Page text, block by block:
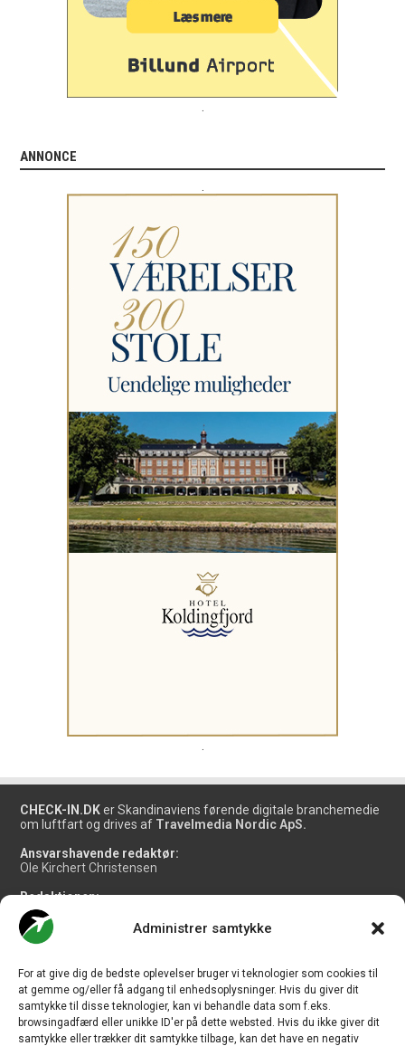
Administrer samtykke
For at give dig de bedste oplevelser bruger vi teknologier som cookies til
at gemme og/eller få adgang til enhedsoplysninger. Hvis du giver dit
samtykke til disse teknologier, kan vi behandle data som f.eks.
browsingadfærd eller unikke ID'er på dette websted. Hvis du ikke giver dit
samtykke eller trækker dit samtykke tilbage, kan det have en negativ
ANNONCE
CHECK-IN.DK er Skandinaviens førende digitale branchemedie
om luftfart og drives af Travelmedia Nordic ApS.
Ansvarshavende redaktør:
Ole Kirchert Christensen
Redaktionen:
Christian Granhøj Skouboe
Henrik Baumgarten
Danny Longhi Andreasen
Salg og jobannoncer:
salg@travelmedianordic.com
Vi tager ansvar for indholdet og er tilmeldt